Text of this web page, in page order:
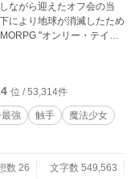
ながら迎えたオフ会の当
により地球が消滅したため
"オンリー・テイル"
なくて倉庫キャラな
と名高い《ユニーク
術師》であった。 ギルド
ったレアアイテムとお金、
とを決意する。 道中、同
フ、その旅路はのちに《英
位 / 53,314件
強 触手
魔法少女
数 26
文字数 549,563